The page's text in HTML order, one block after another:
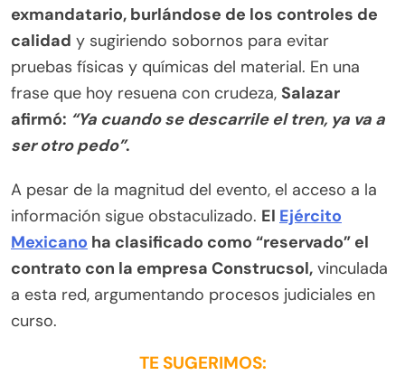
exmandatario, burlándose de los controles de
calidad y sugiriendo sobornos para evitar
pruebas físicas y químicas del material. En una
frase que hoy resuena con crudeza, Salazar
afirmó: “Ya cuando se descarrile el tren, ya va a
ser otro pedo”.
A pesar de la magnitud del evento, el acceso a la
información sigue obstaculizado. El Ejército
Mexicano ha clasificado como “reservado” el
contrato con la empresa Construcsol, vinculada
a esta red, argumentando procesos judiciales en
curso.
TE SUGERIMOS: